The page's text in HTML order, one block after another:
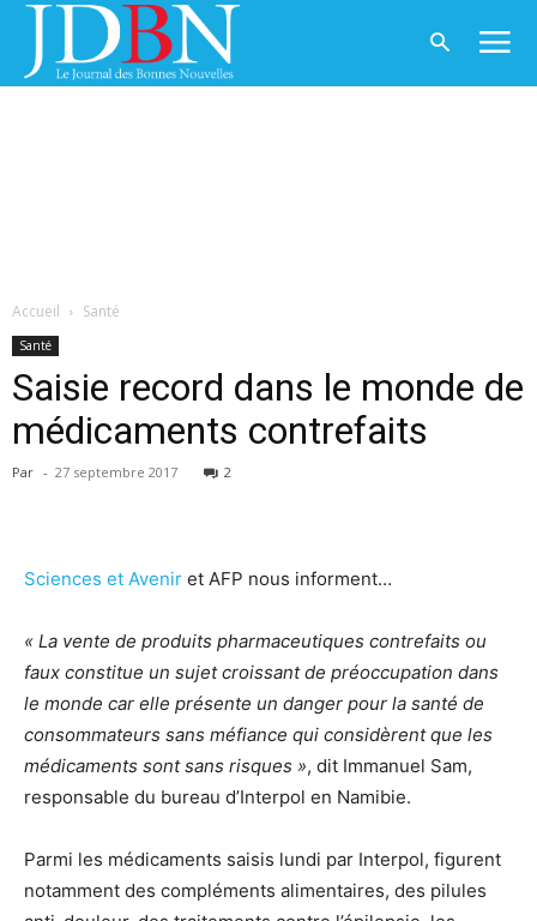
Accueil Santé
Santé
Saisie record dans le monde de
médicaments contrefaits
Par - 27 septembre 2017 2
Sciences et Avenir et AFP nous informent…
« La vente de produits pharmaceutiques contrefaits ou
faux constitue un sujet croissant de préoccupation dans
le monde car elle présente un danger pour la santé de
consommateurs sans méfiance qui considèrent que les
médicaments sont sans risques », dit Immanuel Sam,
responsable du bureau d’Interpol en Namibie.
Parmi les médicaments saisis lundi par Interpol, figurent
notamment des compléments alimentaires, des pilules